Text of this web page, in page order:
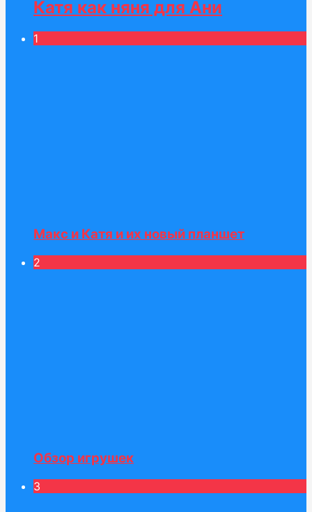
Катя как няня для Ани
1
Макс и Катя и их новый планшет
2
Обзор игрушек
3